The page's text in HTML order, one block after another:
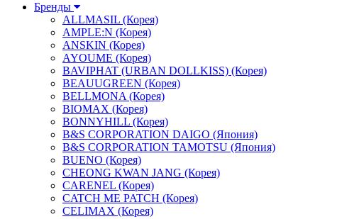
Бренды
ALLMASIL (Корея)
AMPLE:N (Корея)
ANSKIN (Корея)
AYOUME (Корея)
BAVIPHAT (URBAN DOLLKISS) (Корея)
BEAUUGREEN (Корея)
BELLMONA (Корея)
BIOMAX (Корея)
BONNYHILL (Корея)
B&S CORPORATION DAIGO (Япония)
B&S CORPORATION TAMOTSU (Япония)
BUENO (Корея)
CHEONG KWAN JANG (Корея)
CARENEL (Корея)
CATCH ME PATCH (Корея)
CELIMAX (Корея)